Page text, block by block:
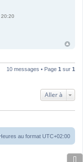
10 messages • Page 1 sur 1
Aller à
Heures au format UTC+02:00